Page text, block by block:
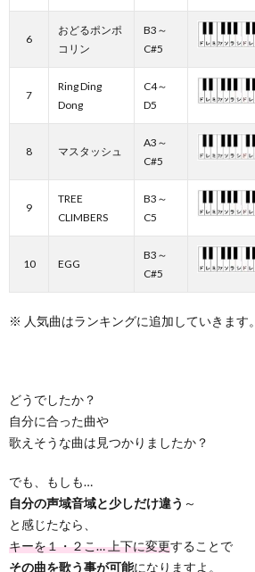
6
おどるポンポ
コリン
B3～
C#5
7
Ring Ding
Dong
C4～
D5
8 マスタッシュ
A3～
C#5
9
TREE
CLIMBERS
B3～
C5
10 EGG
B3～
C#5
※ 人気曲はランキングに追加していきます。
どうでしたか？
自分に合った曲や
歌えそうな曲は見つかりましたか？
でも、もしも…
自分の声域音域と少しだけ違う ～
と感じたなら、
キーを１・２こ… 上下に変更することで
その曲を歌う事が可能になりますよ。